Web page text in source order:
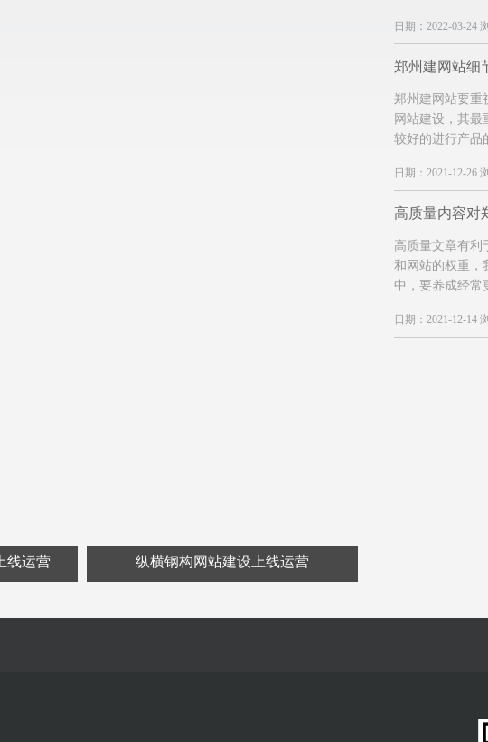
日期：2022-03-24
郑州建网站细
郑州建网站要重
网站建设，其最
较好的进行产品
日期：2021-12-26
高质量文章有利
和网站的权重，
中，要养成经常
日期：2021-12-14
线运营 纵横钢构网站建设上线运营